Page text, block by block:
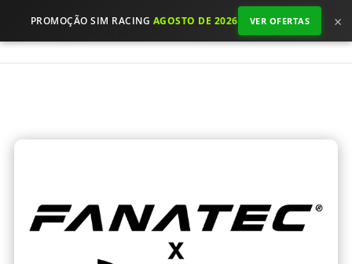
PROMOÇÃO SIM RACING AGOSTO DE 2026 VER OFERTAS ×